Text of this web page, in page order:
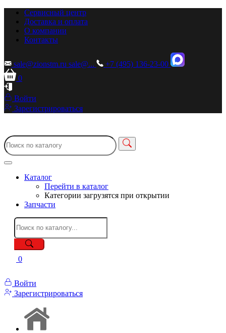
Сервисный центр
Доставка и оплата
О компании
Контакты
sale@zionstm.ru sale@...
+7 (495) 136-23-00
0
Войти
Зарегистрироваться
Каталог
Перейти в каталог
Категории загрузятся при открытии
Запчасти
0
Войти
Зарегистрироваться